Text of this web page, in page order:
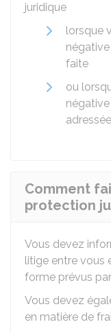
juridique
lorsque
faite
ou
Comment
protection
Vous devez
litige entre vous
forme prévus
Vous devez
en matière de